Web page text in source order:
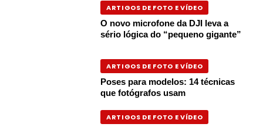
ARTIGOS DE FOTO E VÍDEO
O novo microfone da DJI leva a
sério lógica do “pequeno gigante”
ARTIGOS DE FOTO E VÍDEO
Poses para modelos: 14 técnicas
que fotógrafos usam
ARTIGOS DE FOTO E VÍDEO